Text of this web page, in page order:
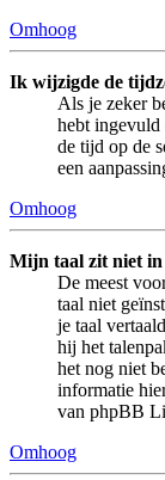
Omhoog
Ik wijzigde de
Als je zeker
hebt ingevuld
de tijd op de
een
Omhoog
Mijn taal zit niet in
De meest
taal niet
je taal
hij het
het nog niet
informatie
van phpBB
Omhoog